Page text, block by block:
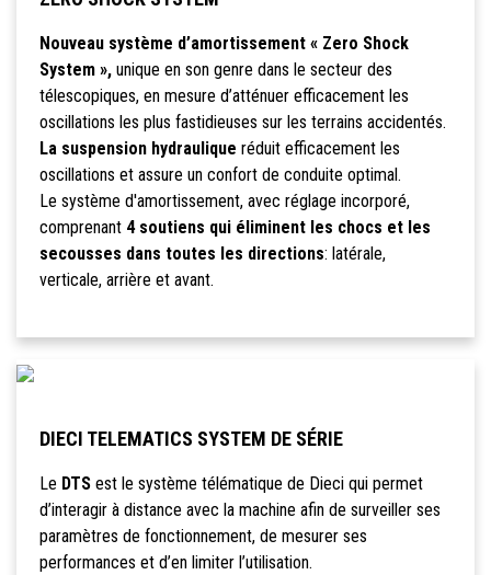
Nouveau système d’amortissement « Zero Shock
System »,unique en son genre dans le secteur des
télescopiques, en mesure d’atténuer efficacement les
oscillations les plus fastidieuses sur les terrains accidentés.
La suspension hydraulique réduit efficacement les
oscillations et assure un confort de conduite optimal.
Le système d'amortissement, avec réglage incorporé,
comprenant 4 soutiens qui éliminent les chocs et les
secousses dans toutes les directions: latérale,
verticale, arrière et avant.
DIECI TELEMATICS SYSTEM DE SÉRIE
Le DTSest le système télématique de Dieci qui permet
d’interagir à distance avec la machine afin de surveiller ses
paramètres de fonctionnement, de mesurer ses
performances et d’en limiter l’utilisation.